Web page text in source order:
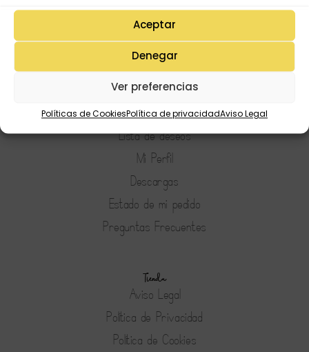
Aceptar
Denegar
Ver preferencias
Políticas de CookiesPolítica de privacidadAviso Legal
Mi Cuenta
Lista de deseos
Mi Perfil
Descargas
Estado de mi pedido
Preguntas Frecuentes
Tienda
Aviso Legal
Política de Privacidad
Política de Cookies